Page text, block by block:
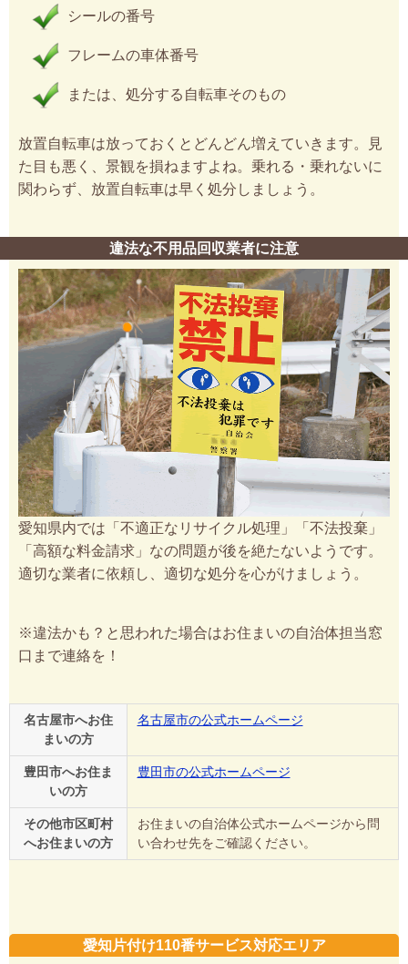
シールの番号
フレームの車体番号
または、処分する自転車そのもの
放置自転車は放っておくとどんどん増えていきます。見
た目も悪く、景観を損ねますよね。乗れる・乗れないに
関わらず、放置自転車は早く処分しましょう。
違法な不用品回収業者に注意
愛知県内では「不適正なリサイクル処理」「不法投棄」
「高額な料金請求」なの問題が後を絶たないようです。
適切な業者に依頼し、適切な処分を心がけましょう。
※違法かも？と思われた場合はお住まいの自治体担当窓
口まで連絡を！
名古屋市へお住
まいの方
名古屋市の公式ホームページ
豊田市へお住ま
いの方
豊田市の公式ホームページ
その他市区町村
へお住まいの方
お住まいの自治体公式ホームページから問
い合わせ先をご確認ください。
愛知片付け110番サービス対応エリア